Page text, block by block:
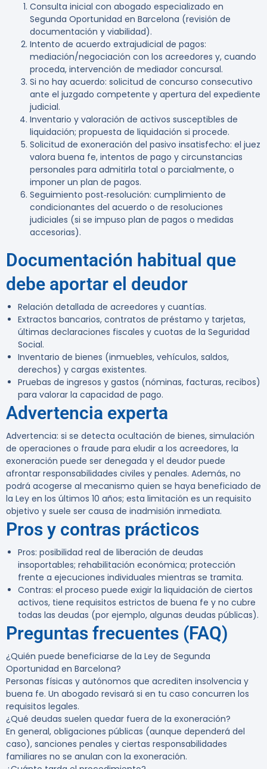
Consulta inicial con abogado especializado en
Segunda Oportunidad en Barcelona (revisión de
documentación y viabilidad).
Intento de acuerdo extrajudicial de pagos:
mediación/negociación con los acreedores y, cuando
proceda, intervención de mediador concursal.
Si no hay acuerdo: solicitud de concurso consecutivo
ante el juzgado competente y apertura del expediente
judicial.
Inventario y valoración de activos susceptibles de
liquidación; propuesta de liquidación si procede.
Solicitud de exoneración del pasivo insatisfecho: el juez
valora buena fe, intentos de pago y circunstancias
personales para admitirla total o parcialmente, o
imponer un plan de pagos.
Seguimiento post‑resolución: cumplimiento de
condicionantes del acuerdo o de resoluciones
judiciales (si se impuso plan de pagos o medidas
accesorias).
Documentación habitual que
debe aportar el deudor
Relación detallada de acreedores y cuantías.
Extractos bancarios, contratos de préstamo y tarjetas,
últimas declaraciones fiscales y cuotas de la Seguridad
Social.
Inventario de bienes (inmuebles, vehículos, saldos,
derechos) y cargas existentes.
Pruebas de ingresos y gastos (nóminas, facturas, recibos)
para valorar la capacidad de pago.
Advertencia experta
Advertencia: si se detecta ocultación de bienes, simulación
de operaciones o fraude para eludir a los acreedores, la
exoneración puede ser denegada y el deudor puede
afrontar responsabilidades civiles y penales. Además, no
podrá acogerse al mecanismo quien se haya beneficiado de
la Ley en los últimos 10 años; esta limitación es un requisito
objetivo y suele ser causa de inadmisión inmediata.
Pros y contras prácticos
Pros: posibilidad real de liberación de deudas
insoportables; rehabilitación económica; protección
frente a ejecuciones individuales mientras se tramita.
Contras: el proceso puede exigir la liquidación de ciertos
activos, tiene requisitos estrictos de buena fe y no cubre
todas las deudas (por ejemplo, algunas deudas públicas).
Preguntas frecuentes (FAQ)
¿Quién puede beneficiarse de la Ley de Segunda
Oportunidad en Barcelona?
Personas físicas y autónomos que acrediten insolvencia y
buena fe. Un abogado revisará si en tu caso concurren los
requisitos legales.
¿Qué deudas suelen quedar fuera de la exoneración?
En general, obligaciones públicas (aunque dependerá del
caso), sanciones penales y ciertas responsabilidades
familiares no se anulan con la exoneración.